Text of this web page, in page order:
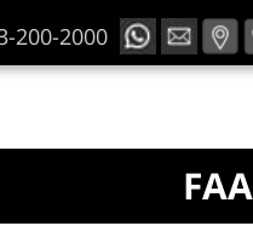
073-200-2000